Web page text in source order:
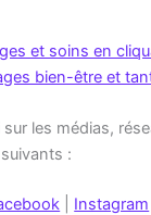
et soins en
bien-être et
les médias,
:
Instagram